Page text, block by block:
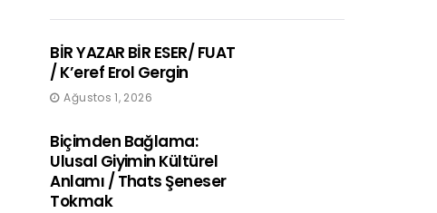
BİR YAZAR BİR ESER/ FUAT
/ K’eref Erol Gergin
Ağustos 1, 2026
Biçimden Bağlama:
Ulusal Giyimin Kültürel
Anlamı / Thats Şeneser
Tokmak